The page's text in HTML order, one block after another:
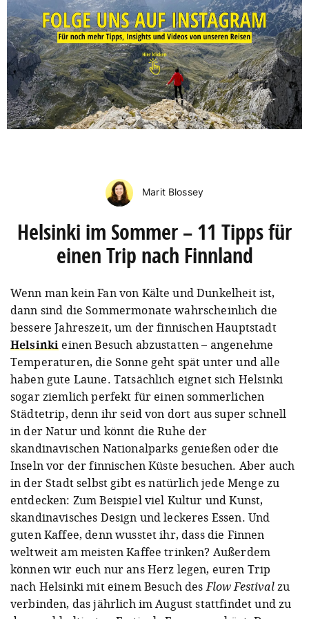
Marit Blossey
Helsinki im Sommer – 11 Tipps für
einen Trip nach Finnland
Wenn man kein Fan von Kälte und Dunkelheit ist,
dann sind die Sommermonate wahrscheinlich die
bessere Jahreszeit, um der finnischen Hauptstadt
Helsinki einen Besuch abzustatten – angenehme
Temperaturen, die Sonne geht spät unter und alle
haben gute Laune. Tatsächlich eignet sich Helsinki
sogar ziemlich perfekt für einen sommerlichen
Städtetrip, denn ihr seid von dort aus super schnell
in der Natur und könnt die Ruhe der
skandinavischen Nationalparks genießen oder die
Inseln vor der finnischen Küste besuchen. Aber auch
in der Stadt selbst gibt es natürlich jede Menge zu
entdecken: Zum Beispiel viel Kultur und Kunst,
skandinavisches Design und leckeres Essen. Und
guten Kaffee, denn wusstet ihr, dass die Finnen
weltweit am meisten Kaffee trinken? Außerdem
können wir euch nur ans Herz legen, euren Trip
nach Helsinki mit einem Besuch desFlow Festivalzu
verbinden, das jährlich im August stattfindet und zu